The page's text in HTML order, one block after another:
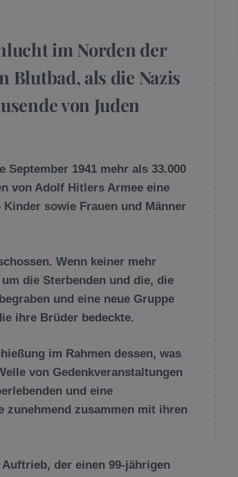
im Norden der
als die Nazis
von Juden
1941 mehr als 33.000
von Adolf Hitlers Armee eine
sowie Frauen und Männer
Wenn keiner mehr
die Sterbenden und die, die
und eine neue Gruppe
ihre Brüder bedeckte.
im Rahmen dessen, was
von Gedenkveranstaltungen
und eine
zunehmend zusammen mit ihren
der einen 99-jährigen